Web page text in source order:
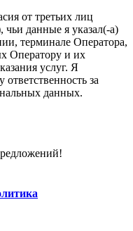
от третьих лиц
чьи данные я указал(-а)
терминале Оператора,
Оператору и их
услуг. Я
ответственность за
данных.